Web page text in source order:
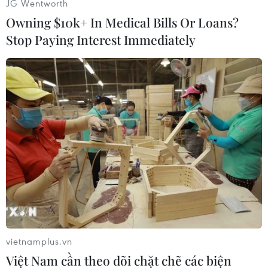
Các tiểu bang của Mỹ nỗ
lực thúc đẩy phổ cập giáo
dục mầm non
Giới chức các tiểu bang tại Mỹ
đang hối thúc chính quyền liên
bang phổ cập chương trình mầm
non công bằng, chất lượng với
mức học phí hợp lý cho tất cả các
em nhỏ trên toàn đất nước.
Người bố chia sẻ trong bài rằng mẹ vợ anh, 67
tuổi, sẽ về hưu vào năm mà anh và vợ dự kiến
vì đã có bà trông cháu. Nhưng bố vợ anh, 67
JG Wentworth
Owning $10k+ In Medical Bills Or Loans?
Stop Paying Interest Immediately
vietnamplus.vn
Việt Nam cần theo dõi chặt chẽ các biện